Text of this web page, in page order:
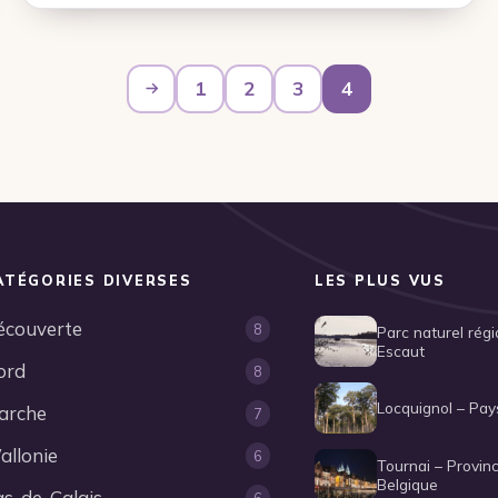
Précédent
1 2 3 4
DIVERSES
8
8
7
6
LES PLUS VUS
Parc naturel
Escaut
Locquignol –
Tournai –
Belgique